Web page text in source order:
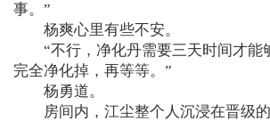
事。”
杨爽心里有些不安。
“不行，净化丹需要三天时间才能
完全净化掉，再等等。”
杨勇道。
房间内，江尘整个人沉浸在晋级的